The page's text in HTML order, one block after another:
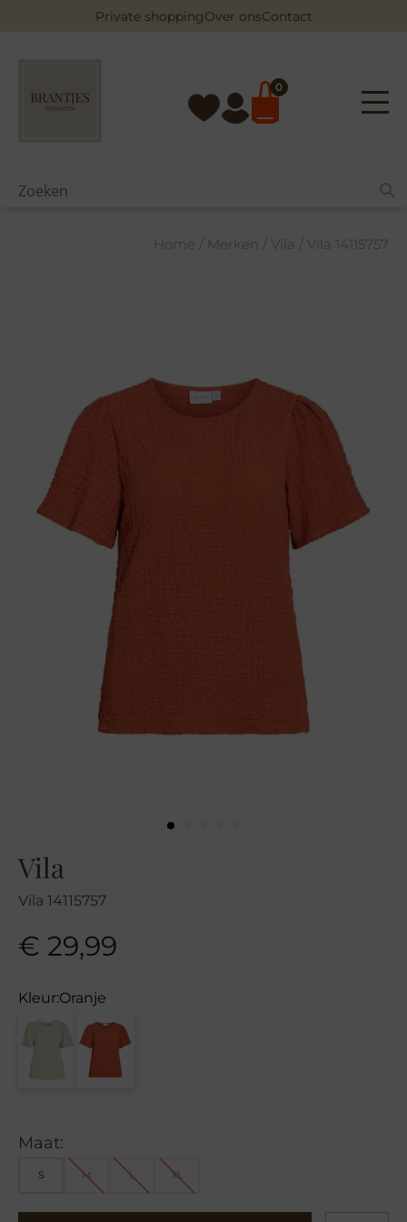
Private shoppingOver onsContact
0
Home / Merken / Vila / Vila 14115757
Vila
Vila 14115757
€ 29,99
Kleur:Oranje
Maat:
S M L XL